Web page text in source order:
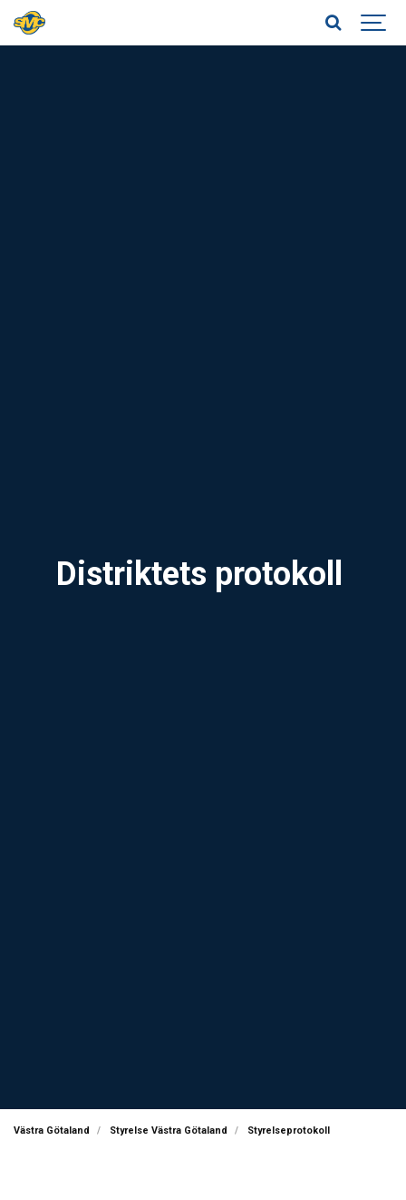
Distriktets protokoll
Västra Götaland Styrelse Västra Götaland Styrelseprotokoll